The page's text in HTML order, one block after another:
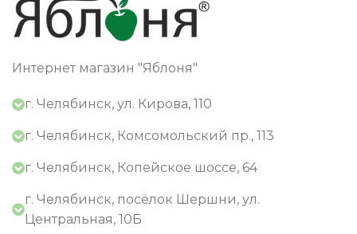
Интернет магазин "Яблоня"
г. Челябинск, ул. Кирова, 110
г. Челябинск, Комсомольский пр., 113
г. Челябинск, Копейское шоссе, 64
г. Челябинск, посёлок Шершни, ул.
Центральная, 10Б